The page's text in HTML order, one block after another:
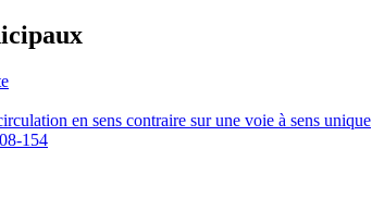
en sens contraire sur une voie à sens unique
154